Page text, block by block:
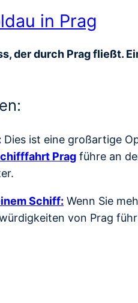
in Prag
der durch Prag fließt.
Dies ist eine großartige
Prag führe an
Schiff: Wenn Sie
von Prag